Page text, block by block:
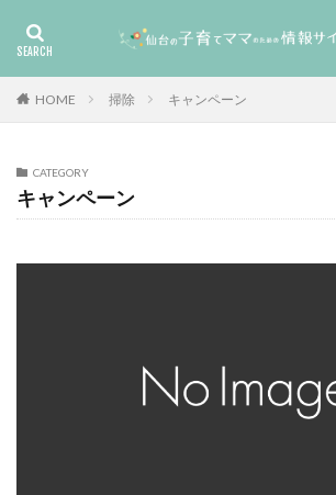
HOME 掃除 キャンペーン
CATEGORY
キャンペーン